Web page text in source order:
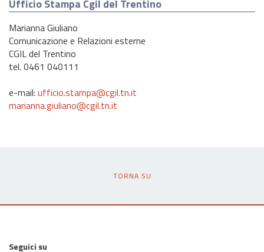
Ufficio Stampa Cgil del Trentino
Marianna Giuliano
Comunicazione e Relazioni esterne
CGIL del Trentino
tel. 0461 040111
e-mail: ufficio.stampa@cgil.tn.it
marianna.giuliano@cgil.tn.it
TORNA SU
Seguici su